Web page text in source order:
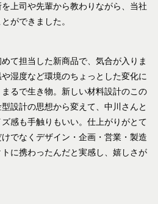
上司や先輩から教わりながら、当社
ができました。
て担当した新商品で、気合が入りま
湿度など環境のちょっとした変化に
るで生き物。新しい材料設計のこの
設計の思想から変えて、中川さんと
感も手触りもいい。仕上がりがとて
でなくデザイン・企画・営業・製造
に携わったんだと実感し、嬉しさが